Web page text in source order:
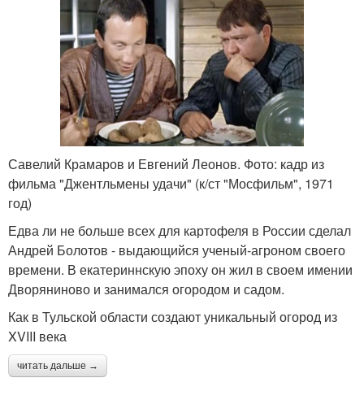
Савелий Крамаров и Евгений Леонов. Фото: кадр из
фильма "Джентльмены удачи" (к/ст "Мосфильм", 1971
год)
Едва ли не больше всех для картофеля в России сделал
Андрей Болотов - выдающийся ученый-агроном своего
времени. В екатериннскую эпоху он жил в своем имении
Дворяниново и занимался огородом и садом.
Как в Тульской области создают уникальный огород из
XVIII века
читать дальше →